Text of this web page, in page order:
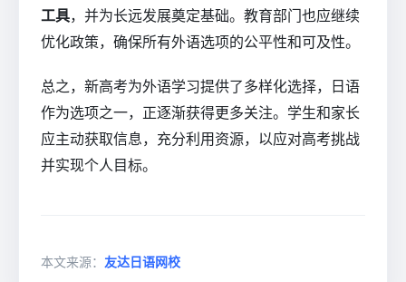
工具，并为长远发展奠定基础。教育部门也应继续
优化政策，确保所有外语选项的公平性和可及性。
总之，新高考为外语学习提供了多样化选择，日语
作为选项之一，正逐渐获得更多关注。学生和家长
应主动获取信息，充分利用资源，以应对高考挑战
并实现个人目标。
本文来源： 友达日语网校